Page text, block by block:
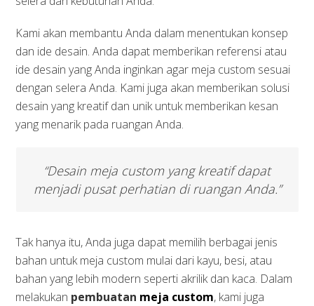
Kami akan membantu Anda dalam menentukan konsep
dan ide desain. Anda dapat memberikan referensi atau
ide desain yang Anda inginkan agar meja custom sesuai
dengan selera Anda. Kami juga akan memberikan solusi
desain yang kreatif dan unik untuk memberikan kesan
yang menarik pada ruangan Anda.
“Desain meja custom yang kreatif dapat
menjadi pusat perhatian di ruangan Anda.”
Tak hanya itu, Anda juga dapat memilih berbagai jenis
bahan untuk meja custom mulai dari kayu, besi, atau
bahan yang lebih modern seperti akrilik dan kaca. Dalam
melakukan pembuatan meja custom, kami juga